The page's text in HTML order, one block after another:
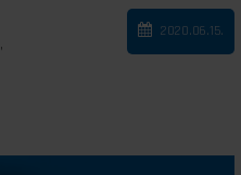
,
2020.06.15.